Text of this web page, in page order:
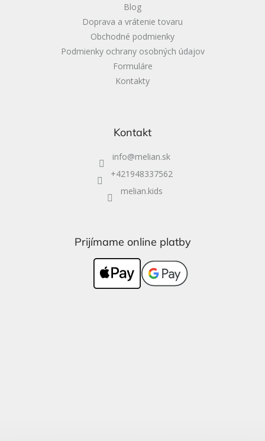
Blog
Doprava a vrátenie tovaru
Obchodné podmienky
Podmienky ochrany osobných údajov
Formuláre
Kontakty
Kontakt
info@melian.sk
+421948337562
melian.kids
Prijímame online platby